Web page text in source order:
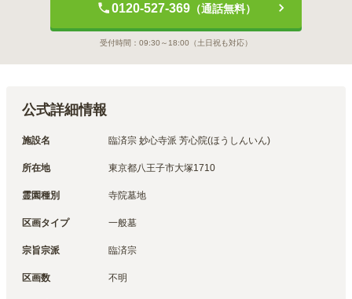
0120-527-369（通話無料）
受付時間： 09:30～18:00 （土日祝も対応）
公式詳細情報
施設名 臨済宗 妙心寺派 芳心院(ほうしんいん)
所在地 東京都八王子市大塚1710
霊園種別 寺院墓地
区画タイプ 一般墓
宗旨宗派 臨済宗
区画数 不明